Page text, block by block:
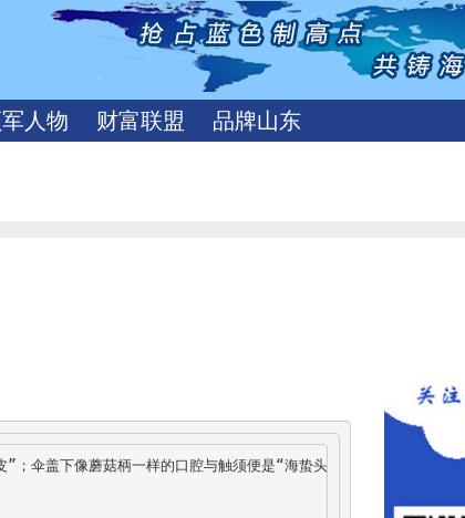
人物 财富联盟 品牌山东
；伞盖下像蘑菇柄一样的口腔与触须便是“海蛰头”。海蛰皮是一